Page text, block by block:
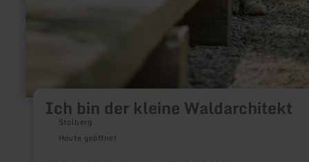
Ich bin der kleine Waldarchitekt
Stolberg
Heute geöffnet